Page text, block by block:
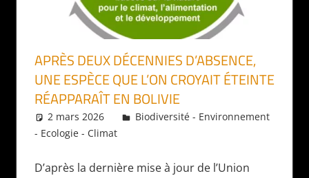
APRÈS DEUX DÉCENNIES D’ABSENCE,
UNE ESPÈCE QUE L’ON CROYAIT ÉTEINTE
RÉAPPARAÎT EN BOLIVIE
2 mars 2026 Daniel
Biodiversité - Environnement
- Ecologie - Climat
D’après la dernière mise à jour de l’Union